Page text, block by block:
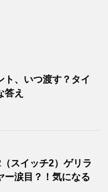
ト、いつ渡す？タイ
答え
スイッチ2）ゲリラ
ー涙目？！気になる